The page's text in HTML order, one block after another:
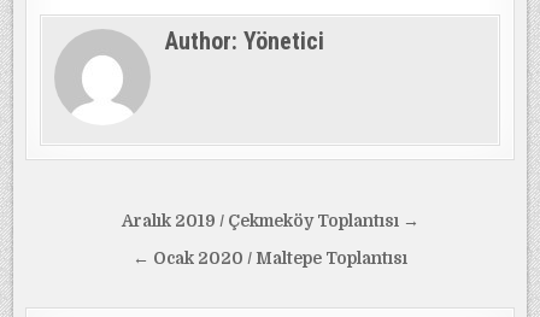
Author:Yönetici
gezinmesi
Aralık 2019 / Çekmeköy Toplantısı →
← Ocak 2020 / Maltepe Toplantısı